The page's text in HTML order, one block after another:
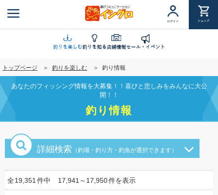
ン
に
移
動
ログイン ショップ
釣りを楽しむ釣りを知る店舗情報セール・イベント
トップページ 釣りを楽しむ 釣り情報
あなたのフィッシング情報を大募集！！喜びと悲しみをみんなに大公
開！！
釣り情報
詳細検索 （釣場・釣り方・釣魚が選択できます）
全19,351 件中 17,941～17,950件を表示